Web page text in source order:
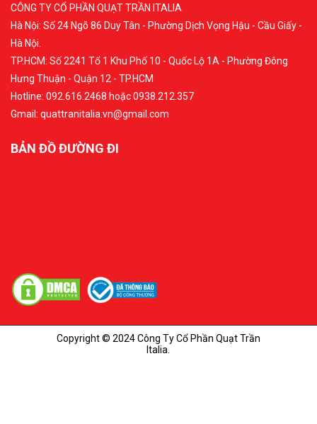
CÔNG TY CỔ PHẦN QUẠT TRẦN ITALIA
Hà Nội: Số 24 Ngõ 86 Duy Tân - Phường Dịch Vọng Hậu - Cầu Giấy -
Hà Nội.
TP.HCM: Số 2241 Tổ 1 Khu Phố 10 - Quốc Lộ 1A - Phường Đông
Hưng Thuận - Quận 12 - TP.HCM
Hotline: 092.616.2468 hoặc 0938.212.357
Gmail: quattranitalia.vn@gmail.com
BẢN ĐỒ ĐƯỜNG ĐI
Copyright © 2024 Công Ty Cổ Phần Quạt Trần
Italia.